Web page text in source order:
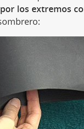
los extremos